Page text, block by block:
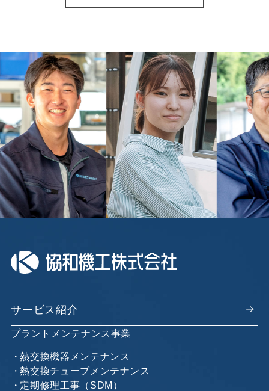
サービス紹介
プラントメンテナンス事業
熱交換機器メンテナンス
熱交換チューブメンテナンス
定期修理工事（SDM）